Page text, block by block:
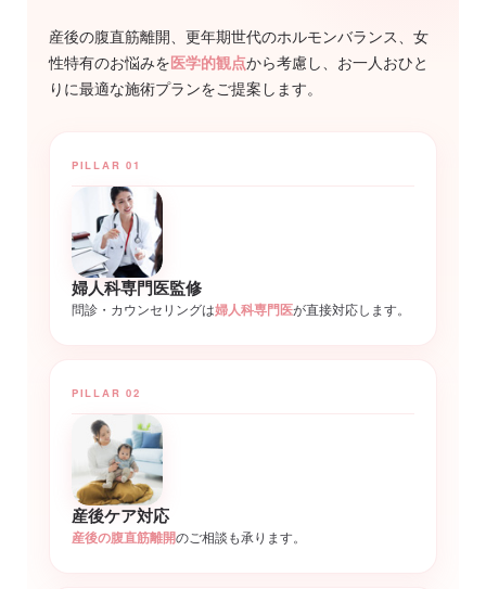
産後の腹直筋離開、更年期世代のホルモンバランス、女
性特有のお悩みを 医学的観点から考慮し、お一人おひと
りに最適な施術プランをご提案します。
PILLAR 01
婦人科専門医監修
問診・カウンセリングは婦人科専門医が直接対応します。
PILLAR 02
産後ケア対応
産後の腹直筋離開のご相談も承ります。